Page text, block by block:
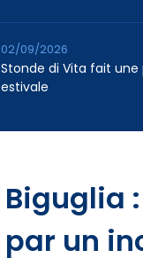
Stonde di Vita fait une
estivale
02/09/2026
Biguglia
par un